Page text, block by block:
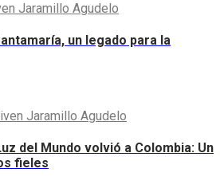
Jaramillo Agudelo
un legado para la
Jaramillo Agudelo
del Mundo volvió a Colombia: Un
fieles